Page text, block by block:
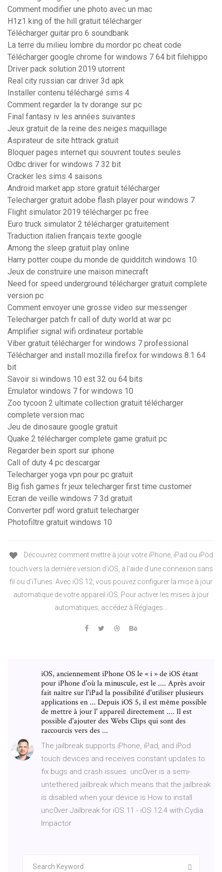
Comment modifier une photo avec un mac
H1z1 king of the hill gratuit télécharger
Télécharger guitar pro 6 soundbank
La terre du milieu lombre du mordor pc cheat code
Télécharger google chrome for windows 7 64 bit filehippo
Driver pack solution 2019 utorrent
Real city russian car driver 3d apk
Installer contenu téléchargé sims 4
Comment regarder la tv dorange sur pc
Final fantasy iv les années suivantes
Jeux gratuit de la reine des neiges maquillage
Aspirateur de site httrack gratuit
Bloquer pages internet qui souvrent toutes seules
Odbc driver for windows 7 32 bit
Cracker les sims 4 saisons
Android market app store gratuit télécharger
Telecharger gratuit adobe flash player pour windows 7
Flight simulator 2019 télécharger pc free
Euro truck simulator 2 télécharger gratuitement
Traduction italien français texte google
Among the sleep gratuit play online
Harry potter coupe du monde de quidditch windows 10
Jeux de construire une maison minecraft
Need for speed underground télécharger gratuit complete
version pc
Comment envoyer une grosse video sur messenger
Telecharger patch fr call of duty world at war pc
Amplifier signal wifi ordinateur portable
Viber gratuit télécharger for windows 7 professional
Télécharger and install mozilla firefox for windows 8.1 64
bit
Savoir si windows 10 est 32 ou 64 bits
Emulator windows 7 for windows 10
Zoo tycoon 2 ultimate collection gratuit télécharger
complete version mac
Jeu de dinosaure google gratuit
Quake 2 télécharger complete game gratuit pc
Regarder bein sport sur iphone
Call of duty 4 pc descargar
Telecharger yoga vpn pour pc gratuit
Big fish games fr jeux telecharger first time customer
Ecran de veille windows 7 3d gratuit
Converter pdf word gratuit telecharger
Photofiltre gratuit windows 10
Découvrez comment mettre à jour votre iPhone, iPad ou iPod
touch vers la dernière version d'iOS, à l'aide d'une connexion sans
fil ou d'iTunes. Avec iOS 12, vous pouvez configurer la mise à jour
automatique de votre appareil iOS. Pour activer les mises à jour
automatiques, accédez à Réglages...
iOS, anciennement iPhone OS le « i » de iOS étant
pour iPhone d'où la minuscule, est le .... Après avoir
fait naître sur l'iPad la possibilité d'utiliser plusieurs
applications en ... Depuis iOS 5, il est même possible
de mettre à jour l' appareil directement .... Il est
possible d'ajouter des Webs Clips qui sont des
raccourcis vers des ...
The jailbreak supports iPhone, iPad, and iPod
touch devices and receives constant updates to
fix bugs and crash issues. unc0ver is a semi-
untethered jailbreak which means that the jailbreak
is disabled when your device is How to install
unc0ver Jailbreak for iOS 11 - iOS 12.4 with Cydia
Impactor